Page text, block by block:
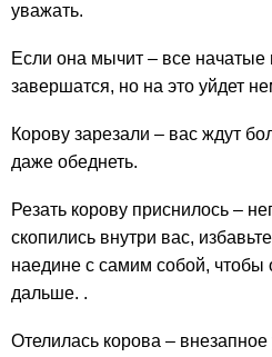
уважать.
Если она мычит – все
завершатся, но на это уйдет
Корову зарезали – вас ждут
даже обеднеть.
Резать корову приснилось –
скопились внутри вас,
наедине с самим собой, чтобы
дальше. .
Отелилась корова –